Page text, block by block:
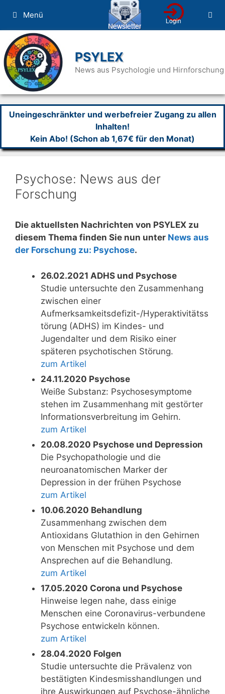
Inhalt
springen
Menü
PSYLEX
News aus Psychologie und Hirnforschung
Uneingeschränkter und werbefreier Zugang zu allen
Inhalten!
Kein Abo! (Schon ab 1,67€ für den Monat)
Psychose: News aus der
Forschung
Die aktuellsten Nachrichten von PSYLEX zu
diesem Thema finden Sie nun unter News aus
der Forschung zu: Psychose.
26.02.2021 ADHS und Psychose
Studie untersuchte den Zusammenhang
zwischen einer
Aufmerksamkeitsdefizit-/Hyperaktivitätss
törung (ADHS) im Kindes- und
Jugendalter und dem Risiko einer
späteren psychotischen Störung.
zum Artikel
24.11.2020 Psychose
Weiße Substanz: Psychosesymptome
stehen im Zusammenhang mit gestörter
Informationsverbreitung im Gehirn.
zum Artikel
20.08.2020 Psychose und Depression
Die Psychopathologie und die
neuroanatomischen Marker der
Depression in der frühen Psychose
zum Artikel
10.06.2020 Behandlung
Zusammenhang zwischen dem
Antioxidans Glutathion in den Gehirnen
von Menschen mit Psychose und dem
Ansprechen auf die Behandlung.
zum Artikel
17.05.2020 Corona und Psychose
Hinweise legen nahe, dass einige
Menschen eine Coronavirus-verbundene
Psychose entwickeln können.
zum Artikel
28.04.2020 Folgen
Studie untersuchte die Prävalenz von
bestätigten Kindesmisshandlungen und
ihre Auswirkungen auf Psychose-ähnliche